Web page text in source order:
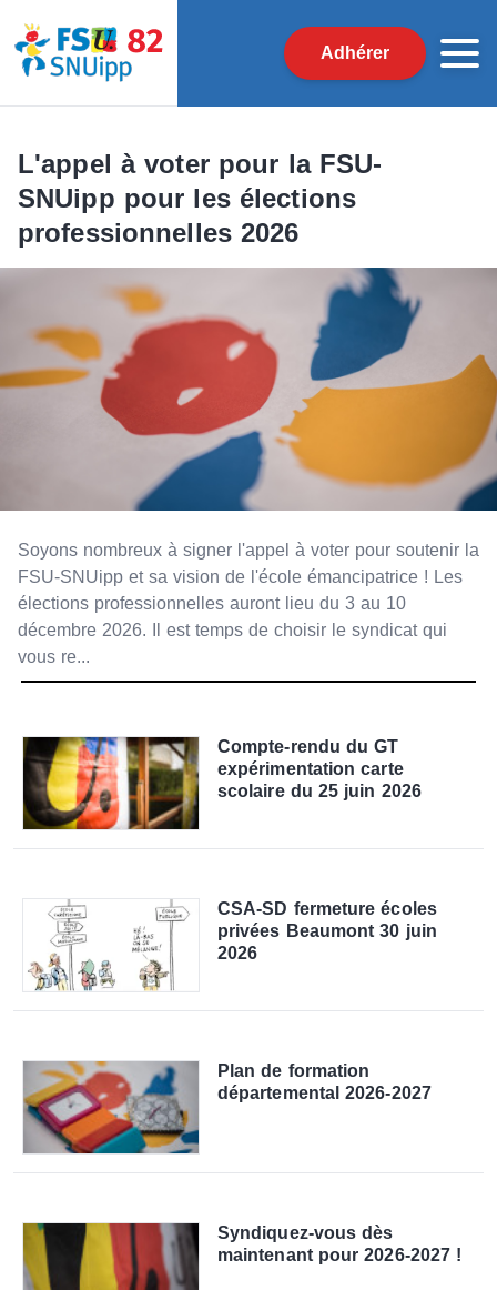
Adhérer
L'appel à voter pour la FSU-
SNUipp pour les élections
professionnelles 2026
Soyons nombreux à signer l'appel à voter pour soutenir la
FSU-SNUipp et sa vision de l'école émancipatrice ! Les
élections professionnelles auront lieu du 3 au 10
décembre 2026. Il est temps de choisir le syndicat qui
vous re...
Compte-rendu du GT
expérimentation carte
scolaire du 25 juin 2026
CSA-SD fermeture écoles
privées Beaumont 30 juin
2026
Plan de formation
départemental 2026-2027
Syndiquez-vous dès
maintenant pour 2026-2027 !